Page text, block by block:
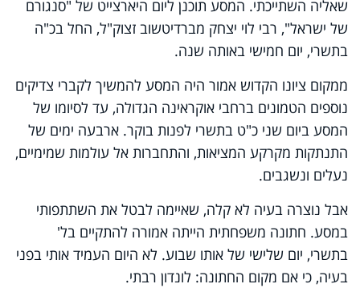
שאליה השתייכתי. המסע תוכנן ליום היארצייט של "סנגורם
של ישראל", רבי לוי יצחק מברדיטשוב זצוק"ל, החל בכ"ה
בתשרי, יום חמישי באותה שנה.
ממקום ציונו הקדוש אמור היה המסע להמשיך לקברי צדיקים
נוספים הטמונים ברחבי אוקראינה הגדולה, עד לסיומו של
המסע ביום שני כ"ט בתשרי לפנות בוקר. ארבעה ימים של
התנתקות מקרקע המציאות, והתחברות אל עולמות שמימיים,
נעלים ונשגבים.
אבל נוצרה בעיה לא קלה, שאיימה לבטל את השתתפותי
במסע. חתונה משפחתית הייתה אמורה להתקיים בל'
בתשרי, יום שלישי של אותו שבוע. לא היום העמיד אותי בפני
בעיה, כי אם מקום החתונה: לונדון רבתי.